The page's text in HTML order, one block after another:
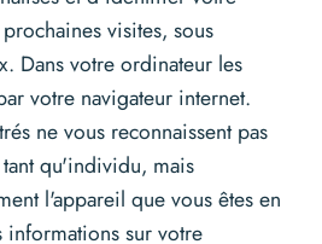
visites, sous
Dans votre ordinateur les
votre navigateur internet.
ne vous reconnaissent pas
qu'individu, mais
l'appareil que vous êtes en
sur votre